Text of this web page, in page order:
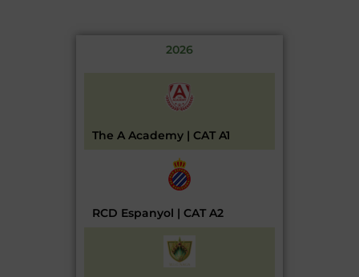
2026
The A Academy | CAT A1
RCD Espanyol | CAT A2